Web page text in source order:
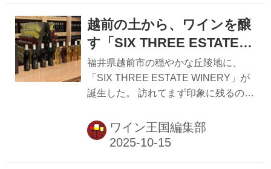
「RAW WINE」は、オーガニックやビ
オディナミなどナチュラルなワイン造
級のナチュラルワインコミュニティ。
現在はパリ、ベルリン、ニューヨー
ク、東京など世界各地で開催されてお
75を超える生産者が来日する予定だ。
記者会見でイザベルさ...
越前の土から、ワインを醸
す「SIX THREE ESTATE
WINERY」
福井県越前市の穏やかな丘陵地に、
「SIX THREE ESTATE WINERY」が
誕生した。 訪れてまず印象に残るの
風景。 日本海にほど近いこの土地は、
冬には雪が降り、季節ごとに光の表情
ワイン王国編集部